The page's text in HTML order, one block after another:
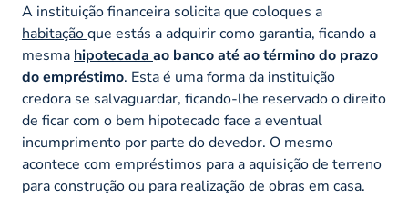
A instituição financeira solicita que coloques a
habitaçãoque estás a adquirir como garantia, ficando a
mesma hipotecada ao banco até ao término do prazo
do empréstimo. Esta é uma forma da instituição
credora se salvaguardar, ficando-lhe reservado o direito
de ficar com o bem hipotecado face a eventual
incumprimento por parte do devedor. O mesmo
acontece com empréstimos para a aquisição de terreno
para construção ou para realização de obras em casa.